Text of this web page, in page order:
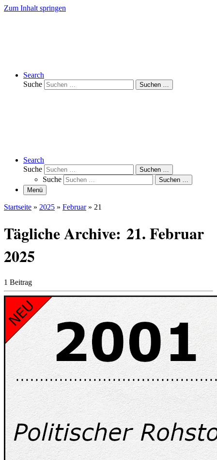
Zum Inhalt springen
Search
Suche
Suchen …
Search
Suche
Suchen …
Suche
Suchen …
Menü
Startseite » 2025 » Februar » 21
Tägliche Archive: 21. Februar
2025
1 Beitrag